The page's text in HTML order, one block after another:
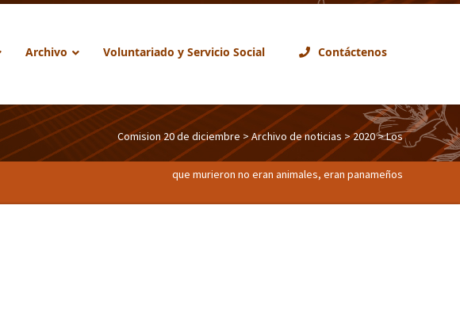
Archivo Voluntariado y Servicio Social Contáctenos
Comision 20 de diciembre >Archivo de noticias >2020> Los
que murieron no eran animales, eran panameños